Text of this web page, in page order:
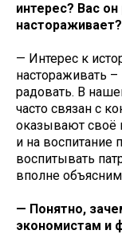
интерес? Вас
настораживает?
— Интерес к
настораживать
радовать. В
часто связан с
оказывают своё
и на воспитание
воспитывать
вполне
— Понятно,
экономистам и